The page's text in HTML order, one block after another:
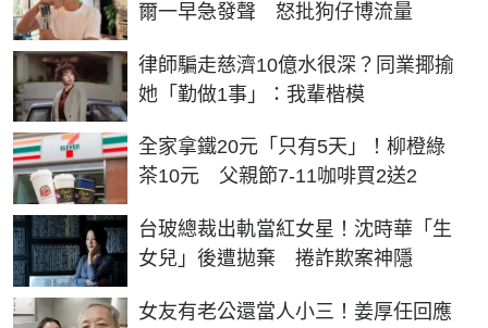
爾一早急發聲 怒批狗仔博流量
律師騙走慈濟10億水很深？同業揶揄
她「勤做1事」：我輩楷模
全家拿鐵20元「只有5天」！柳橙綠
茶10元 父親節7-11咖啡買2送2
台玻總裁出軌當紅女星！沈時華「生
女兒」後遭拋棄 捲詐欺案神隱
女友有老公還當人小三！姜厚任回應